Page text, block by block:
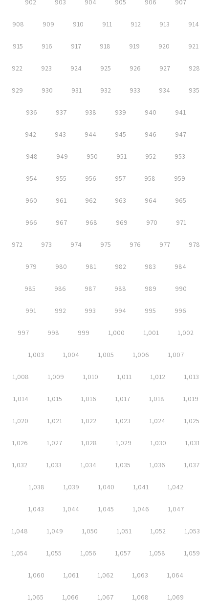
902 903 904 905 906 907
908 909 910 911 912 913 914
915 916 917 918 919 920 921
922 923 924 925 926 927 928
929 930 931 932 933 934 935
936 937 938 939 940 941
942 943 944 945 946 947
948 949 950 951 952 953
954 955 956 957 958 959
960 961 962 963 964 965
966 967 968 969 970 971
972 973 974 975 976 977 978
979 980 981 982 983 984
985 986 987 988 989 990
991 992 993 994 995 996
997 998 999 1,000 1,001 1,002
1,003 1,004 1,005 1,006 1,007
1,008 1,009 1,010 1,011 1,012 1,013
1,014 1,015 1,016 1,017 1,018 1,019
1,020 1,021 1,022 1,023 1,024 1,025
1,026 1,027 1,028 1,029 1,030 1,031
1,032 1,033 1,034 1,035 1,036 1,037
1,038 1,039 1,040 1,041 1,042
1,043 1,044 1,045 1,046 1,047
1,048 1,049 1,050 1,051 1,052 1,053
1,054 1,055 1,056 1,057 1,058 1,059
1,060 1,061 1,062 1,063 1,064
1,065 1,066 1,067 1,068 1,069